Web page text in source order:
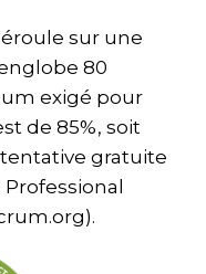
sur une
80
exigé pour
de 85%, soit
gratuite